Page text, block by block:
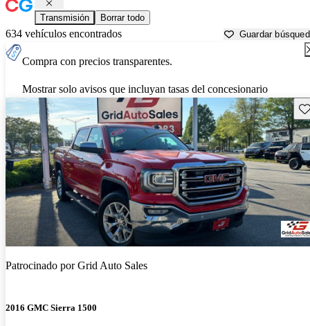
Transmisión Borrar todo
634 vehículos encontrados Guardar
Compra con precios transparentes.
Mostrar solo avisos que incluyan tasas del concesionario
Patrocinado porGrid Auto Sales
2016 GMC Sierra 1500